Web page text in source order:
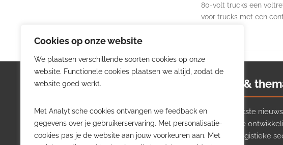
Cookies op onze website
We plaatsen verschillende soorten cookies op onze
website. Functionele cookies plaatsen we altijd, zodat de
website goed werkt.
Met Analytische cookies ontvangen we feedback en
gegevens over je gebruikerservaring. Met personalisatie-
cookies pas je de website aan jouw voorkeuren aan. Met
80-volt trucks een
voor trucks met een
Logistiek.be
Logistiek.be brengt dagelijks nieuws,
trends en praktijkverhalen over
transport, warehousing, supply chain
Nieuws &
Volg het laatste
belangrijkste
Belgische logistieke